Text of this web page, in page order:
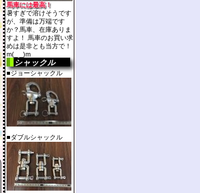
馬車には最高！
暑すぎで溶けそうです
が、準備は万端です
か？馬車、在庫ありま
すよ！ 馬車のお買い求
めは是非とも当方で！
m(_ _)m
シャックル
■ジョーシャックル
■ダブルシャックル